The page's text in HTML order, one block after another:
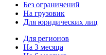
Без ограничений
На грузовик
Для юридических лиц
Для регионов
На 3 месяца